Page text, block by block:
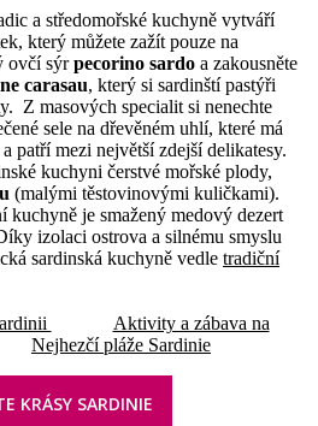
a středomořské kuchyně vytváří
který můžete zažít pouze na
ovčí sýrpecorino sardo a zakousněte
carasau, který si sardinští pastýři
Z masových specialit si nenechte
sele na dřevěném uhlí, které má
patří mezi největší zdejší delikatesy.
kuchyni čerstvé mořské plody,
(malými těstovinovými kuličkami).
kuchyně je smažený medový dezert
izolaci ostrova a silnému smyslu
sardinská kuchyně vedle tradiční
Aktivity a zábava na
Nejhezčí pláže Sardinie
KRÁSY SARDINIE